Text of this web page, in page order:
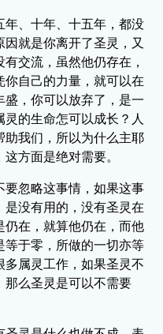
年、十年、十五年，都没
就是你离开了圣灵，又
交流，虽然他仍存在，
自己的力量，就可以在
盛，你可以放弃了，是一
的生命怎可以成长？人
助我们，所以为什么主耶
方面是绝对需要。
要忽略这事情，如果这事
没有用的，没有圣灵在
仍在，就算他仍在，而他
等于零，所做的一切亦等
属灵工作，如果圣灵不
那么圣灵是可以不需要